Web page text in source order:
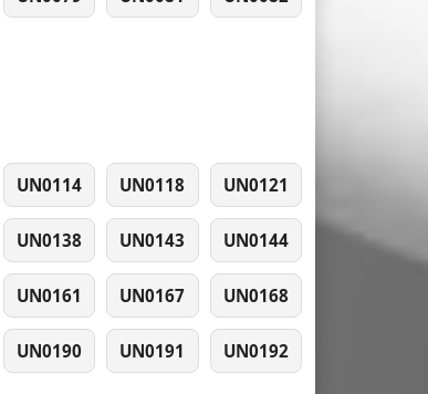
UN0114 UN0118 UN0121
UN0138 UN0143 UN0144
UN0161 UN0167 UN0168
UN0190 UN0191 UN0192